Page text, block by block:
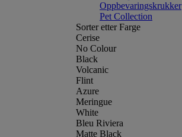
Oppbevaringskrukker
Pet Collection
Sorter etter Farge
Cerise
No Colour
Black
Volcanic
Flint
Azure
Meringue
White
Bleu Riviera
Matte Black